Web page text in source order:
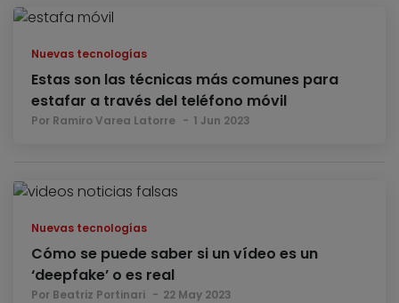
Nuevas tecnologías
Estas son las técnicas más comunes para
estafar a través del teléfono móvil
Por Ramiro Varea Latorre 1 Jun 2023
Nuevas tecnologías
Cómo se puede saber si un vídeo es un
‘deepfake’ o es real
Por Beatriz Portinari 22 May 2023